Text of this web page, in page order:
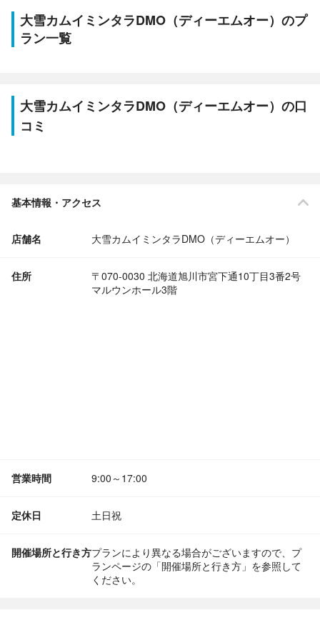
大雪カムイミンタラDMO（ディーエムオー）のプ
ラン一覧
大雪カムイミンタラDMO（ディーエムオー）の口
コミ
基本情報・アクセス
店舗名 大雪カムイミンタラDMO（ディーエムオー）
住所
〒070-0030 北海道旭川市宮下通10丁目3番2号
マルウンホール3階
営業時間 9:00～17:00
定休日 土日祝
開催場所と行き方プランにより異なる場合がございますので、プ
ランページの「開催場所と行き方」を参照して
ください。